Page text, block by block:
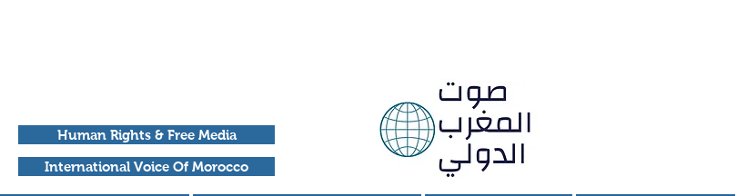
Human Rights & Free Media
International Voice Of Morocco